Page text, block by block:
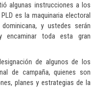
algunas instrucciones a los
es la maquinaria electoral
y ustedes serán
encaminar toda esta gran
de algunos de los
de campaña, quienes son
planes y estrategias de la